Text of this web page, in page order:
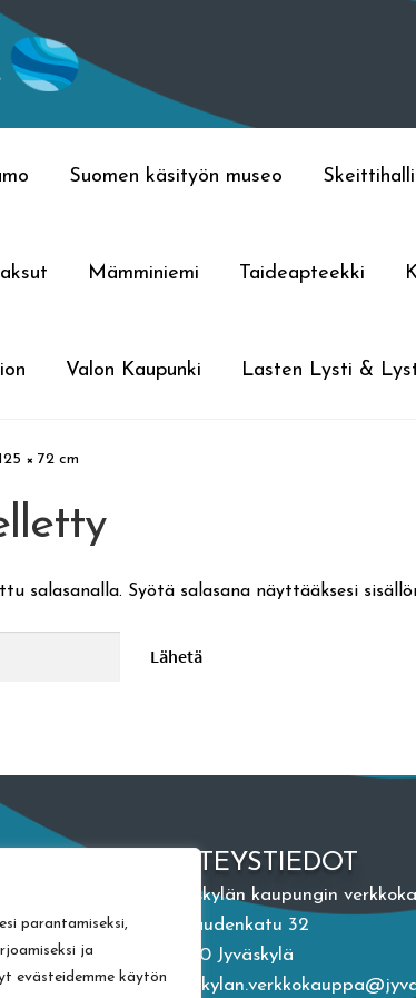
parantamiseksi,
ja
evästeidemme käytön
Suomen käsityön museo Skeittihalli
Mämminiemi Taideapteekki
Valon Kaupunki Lasten Lysti &
× 72 cm
salasanalla. Syötä salasana näyttääksesi
YHTEYSTIEDOT
Jyväskylän kaupungin
Vapaudenkatu 32
40100 Jyväskylä